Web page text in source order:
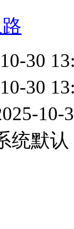
30
30
10-
统默认